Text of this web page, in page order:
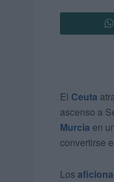
El Ceuta
ascenso a
Murcia en
convertirse
Los